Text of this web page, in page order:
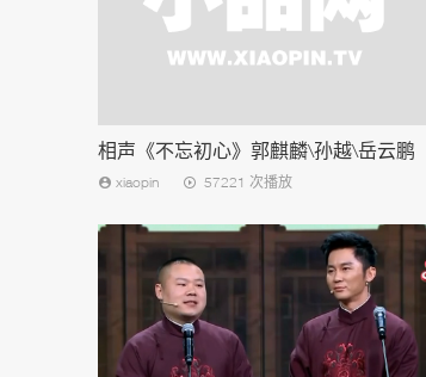
相声《不忘初心》郭麒麟\孙越\岳云鹏
xiaopin 57221 次播放